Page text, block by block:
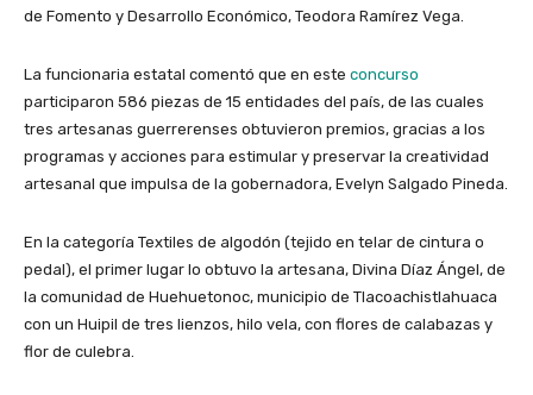
de Fomento y Desarrollo Económico, Teodora Ramírez Vega.
La funcionaria estatal comentó que en este concurso
participaron 586 piezas de 15 entidades del país, de las cuales
tres artesanas guerrerenses obtuvieron premios, gracias a los
programas y acciones para estimular y preservar la creatividad
artesanal que impulsa de la gobernadora, Evelyn Salgado Pineda.
En la categoría Textiles de algodón (tejido en telar de cintura o
pedal), el primer lugar lo obtuvo la artesana, Divina Díaz Ángel, de
la comunidad de Huehuetonoc, municipio de Tlacoachistlahuaca
con un Huipil de tres lienzos, hilo vela, con flores de calabazas y
flor de culebra.